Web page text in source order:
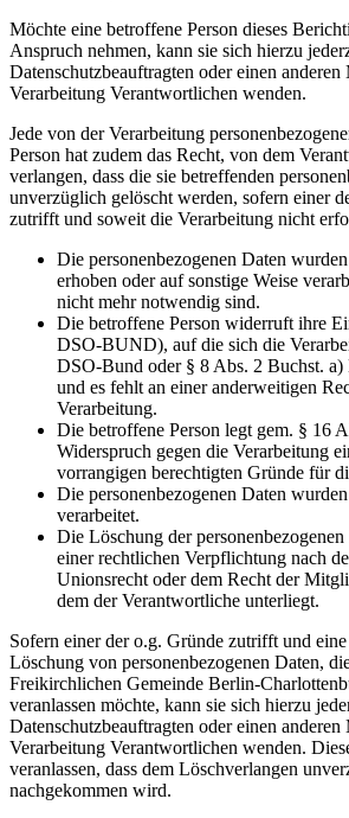
Möchte eine betroffene Person dieses
Anspruch nehmen, kann sie sich hierzu
Datenschutzbeauftragten oder einen
Verarbeitung Verantwortlichen wenden.
Jede von der Verarbeitung
Person hat zudem das Recht, von dem
verlangen, dass die sie betreffenden
unverzüglich gelöscht werden, sofern einer
zutrifft und soweit die Verarbeitung nicht
Die personenbezogenen Daten
erhoben oder auf sonstige Weise
nicht mehr notwendig sind.
Die betroffene Person widerruft ihre
DSO-BUND), auf die sich die
DSO-Bund oder § 8 Abs. 2 Buchst.
und es fehlt an einer anderweitigen
Verarbeitung.
Die betroffene Person legt gem. § 16
Widerspruch gegen die Verarbeitung
vorrangigen berechtigten Gründe für
Die personenbezogenen Daten
verarbeitet.
Die Löschung der
einer rechtlichen Verpflichtung nach
Unionsrecht oder dem Recht der
dem der Verantwortliche unterliegt.
Sofern einer der o.g. Gründe zutrifft und
Löschung von personenbezogenen Daten,
Freikirchlichen Gemeinde Berlin-
veranlassen möchte, kann sie sich hierzu
Datenschutzbeauftragten oder einen
Verarbeitung Verantwortlichen wenden.
veranlassen, dass dem Löschverlangen
nachgekommen wird.